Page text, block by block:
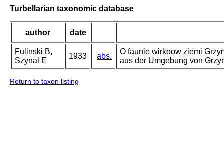
Turbellarian taxonomic database
author date
Fulinski B,
Szynal E
1933 abs.
O faunie wirkoow ziemi
aus der Umgebung von
Return to taxon listing